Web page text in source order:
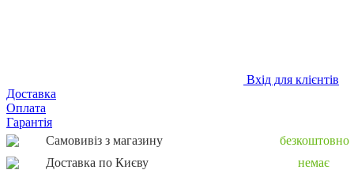
Вхід для клієнтів
Доставка
Оплата
Гарантія
Самовивіз з магазину
безкоштовно
Доставка по Києву
немає